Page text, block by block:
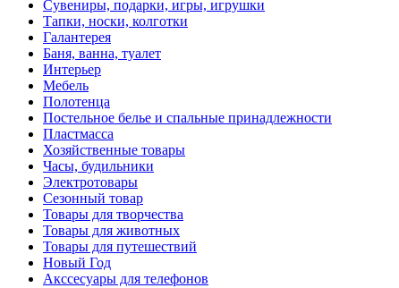
Сувениры, подарки, игры, игрушки
Тапки, носки, колготки
Галантерея
Баня, ванна, туалет
Интерьер
Мебель
Полотенца
Постельное белье и спальные принадлежности
Пластмасса
Хозяйственные товары
Часы, будильники
Электротовары
Сезонный товар
Товары для творчества
Товары для животных
Товары для путешествий
Новый Год
Акссесуары для телефонов